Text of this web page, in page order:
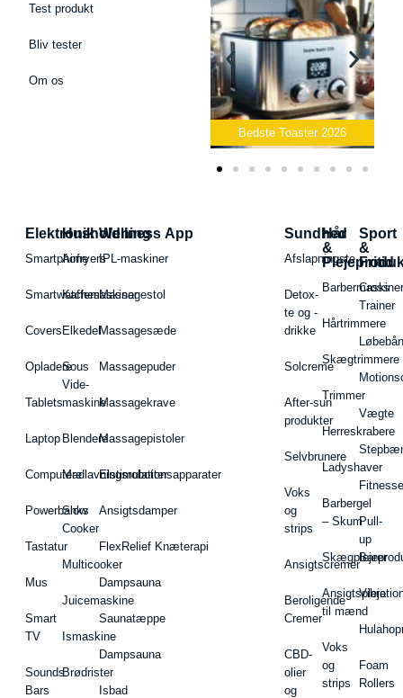
Test produkt
Bliv tester
Om os
Bedste Toaster 2026
Elektronik
Smartphone
Smartwatches
Covers
Opladere
Tablets
Laptop
Computere
Powerbanks
Tastatur
Mus
Smart
TV
Sounds
Bars
Husholdning
Airfryers
Kaffemaskiner
Elkedel
Sous
Vide-
maskine
Blendere
Madlavningsrobotter
Slow
Cooker
Multicooker
Juicemaskine
Ismaskine
Brødrister
Wellness App
IPL-maskiner
Massagestol
Massagesæde
Massagepuder
Massagekrave
Massagepistoler
Elstimulationsapparater
Ansigtsdamper
FlexRelief Knæterapi
Dampsauna
Saunatæppe
Dampsauna
Isbad
Sundhed
Afslapningste
Detox-
te og -
drikke
Solcreme
After-sun
produkter
Selvbrunere
Voks
og
strips
Ansigtscremer
Beroligende
Cremer
CBD-
olier
og
Hår
&
Hårtrimmere
Skægtrimmere
Trimmer
Herreskrabere
Ladyshaver
Barbergel
– Skum
Ansigtspleje
til mænd
Voks
og
strips
Sport
&
Fritid
Cross
Trainer
Vægte
Pull-
up
Barer
Foam
Rollers